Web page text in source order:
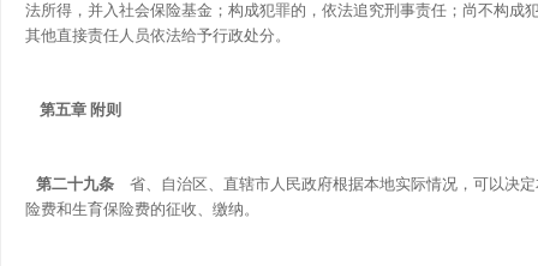
法所得，并入社会保险基金；构成犯罪的，依法追究刑事责任；尚不构成
其他直接责任人员依法给予行政处分。
第五章 附则
第二十九条 省、自治区、直辖市人民政府根据本地实际情况，可以决
险费和生育保险费的征收、缴纳。